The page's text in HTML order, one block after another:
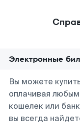
Электронные
Вы можете
оплачивая
кошелек или
вы всегда